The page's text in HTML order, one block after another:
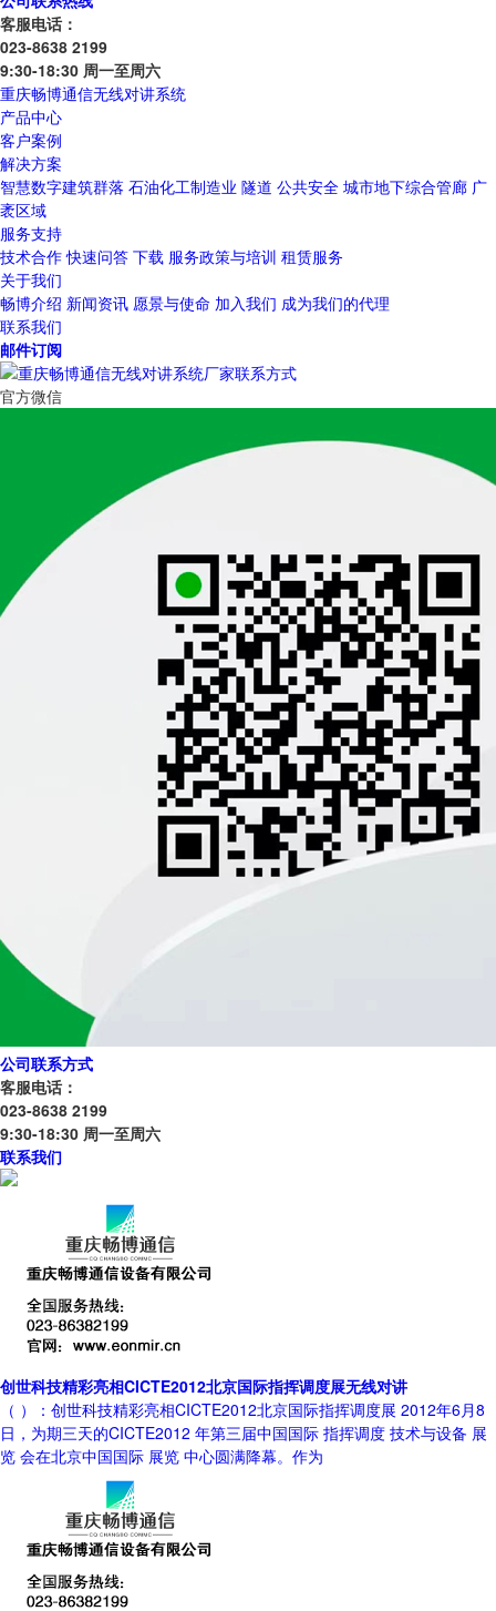
客服电话：
023-8638 2199
9:30-18:30 周一至周六
重庆畅博通信无线对讲系统
产品中心
客户案例
解决方案
智慧数字建筑群落 石油化工制造业 隧道 公共安全 城市地下综合管廊 广
袤区域
服务支持
技术合作 快速问答 下载 服务政策与培训 租赁服务
关于我们
畅博介绍 新闻资讯 愿景与使命 加入我们 成为我们的代理
联系我们
邮件订阅
官方微信
公司联系方式
客服电话：
023-8638 2199
9:30-18:30 周一至周六
联系我们
创世科技精彩亮相CICTE2012北京国际指挥调度展无线对讲
（ ）：创世科技精彩亮相CICTE2012北京国际指挥调度展 2012年6月8
日，为期三天的CICTE2012 年第三届中国国际 指挥调度 技术与设备 展
览 会在北京中国国际 展览 中心圆满降幕。作为